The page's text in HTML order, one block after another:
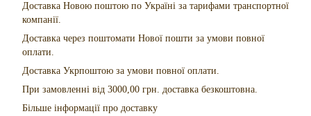
Доставка Новою поштою по Україні за тарифами транспортної
компанії.
Доставка через поштомати Нової пошти за умови повної
оплати.
Доставка Укрпоштою за умови повної оплати.
При замовленні від 3000,00 грн. доставка безкоштовна.
Більше інформації про доставку